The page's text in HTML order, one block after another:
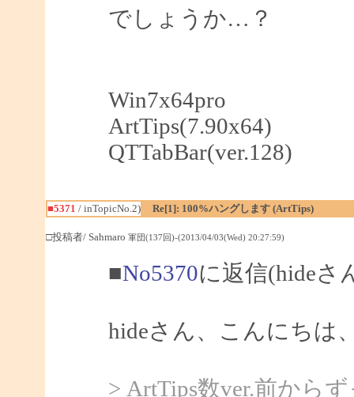
でしょうか…？
Win7x64pro
ArtTips(7.90x64)
QTTabBar(ver.128)
■5371 / inTopicNo.2) Re[1]: 100%ハングします (ArtTips)
□投稿者/ Sahmaro 軍団(137回)-(2013/04/03(Wed) 20:27:59)
■No5370に返信(hideさ
hideさん、こんにちは
> ArtTips数ver.前から